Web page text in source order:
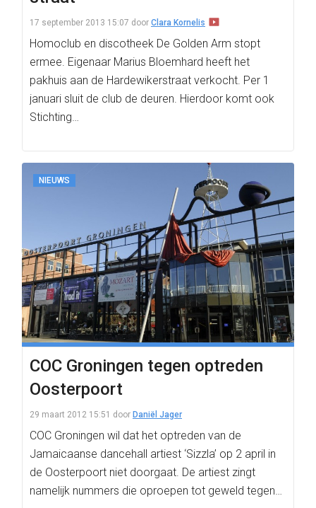
17 september 2013 15:07 door Clara Kornelis
Homoclub en discotheek De Golden Arm stopt
ermee. Eigenaar Marius Bloemhard heeft het
pakhuis aan de Hardewikerstraat verkocht. Per 1
januari sluit de club de deuren. Hierdoor komt ook
Stichting…
NIEUWS
COC Groningen tegen optreden
Oosterpoort
29 maart 2012 15:51 door Daniël Jager
COC Groningen wil dat het optreden van de
Jamaicaanse dancehall artiest ‘Sizzla’ op 2 april in
de Oosterpoort niet doorgaat. De artiest zingt
namelijk nummers die oproepen tot geweld tegen…